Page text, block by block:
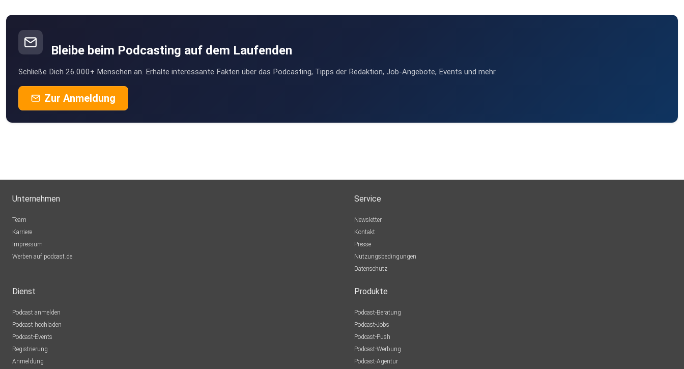
Bleibe beim Podcasting auf dem Laufenden
Schließe Dich 26.000+ Menschen an. Erhalte interessante Fakten über das Podcasting, Tipps der Redaktion, Job-Angebote, Events und mehr.
Zur Anmeldung
Unternehmen
Team
Karriere
Impressum
Werben auf podcast.de
Service
Newsletter
Kontakt
Presse
Nutzungsbedingungen
Datenschutz
Dienst
Podcast anmelden
Podcast hochladen
Podcast-Events
Registrierung
Anmeldung
Produkte
Podcast-Beratung
Podcast-Jobs
Podcast-Push
Podcast-Werbung
Podcast-Agentur